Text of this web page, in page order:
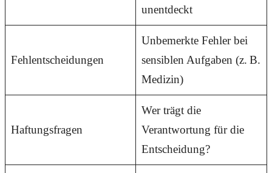
unentdeckt
Fehlentscheidungen
Unbemerkte Fehler bei
sensiblen Aufgaben (z. B.
Medizin)
Haftungsfragen
Wer trägt die
Verantwortung für die
Entscheidung?